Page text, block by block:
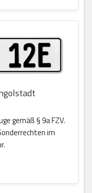
gemäß § 9a FZV.
im